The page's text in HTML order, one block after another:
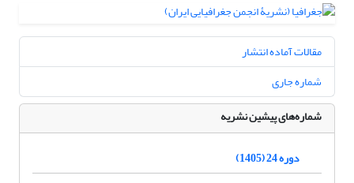
مقالات آماده انتشار
شماره جاری
شماره‌های پیشین نشریه
دوره 24 (1405)